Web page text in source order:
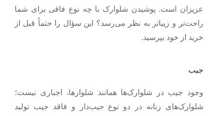
عزیزان است. پوشیدن شلوارک با چه نوع فاقی برای شما
راحت‌تر و زیباتر به نظر می‌رسد؟ این سؤال را حتماً قبل از
خرید از خود بپرسید.
جیب
وجود جیب در شلوارک‌ها همانند شلوار‌ها، اجباری نیست؛
شلوارک‌های زنانه در دو نوع جیب‌دار و فاقد جیب تولید